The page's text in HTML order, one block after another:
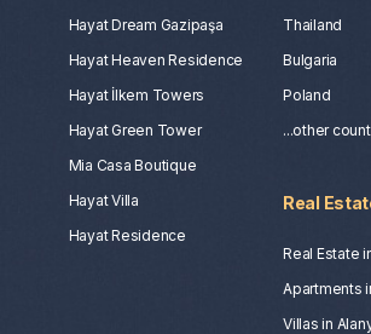
Hayat Dream Gazipaşa
Hayat Heaven Residence
Hayat İlkem Towers
Hayat Green Tower
Mia Casa Boutique
Hayat Villa
Hayat Residence
Thailand
Bulgaria
Poland
...other
Real
Real Estate
Apartments
Villas in